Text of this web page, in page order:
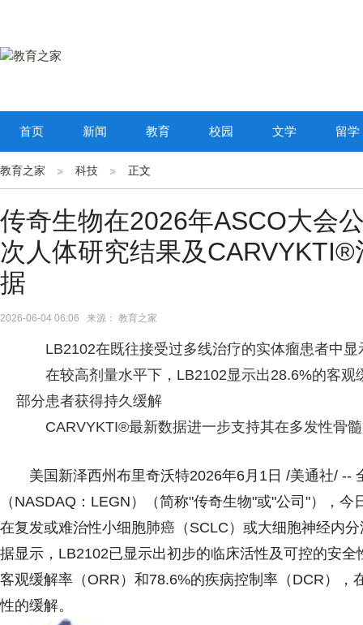
首页 新闻 教育 校园 文学 留学
教育之家 科技 正文
传奇生物在2026年ASCO大会
次人体研究结果及
据
2026-06-04 06:06 来源： 教育之家
LB2102在既往接受过多线治疗的实体瘤患者中
在较高剂量水平下，LB2102显示出28.6%的客
部分患者获得持久缓解
CARVYKTI®最新数据进一步支持其在多发性骨
美国新泽西州布里奇沃特2026年6月1日 /美通社/ --
（NASDAQ：LEGN）（简称"传奇生物"或"公司"），
在复发或难治性小细胞肺癌（SCLC）或大细胞神经内
据显示，LB2102已显示出初步的临床活性及可控的安
客观缓解率（ORR）和78.6%的疾病控制率（DCR）
性的缓解。